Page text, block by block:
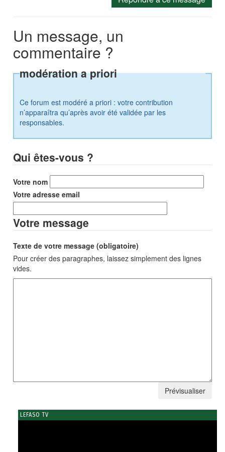
Un message, un
commentaire ?
modération a priori
Ce forum est modéré a priori : votre contribution
n’apparaîtra qu’après avoir été validée par les
responsables.
Qui êtes-vous ?
Votre nom
Votre adresse email
Votre message
Texte de votre message (obligatoire)
Pour créer des paragraphes, laissez simplement des lignes
vides.
LEFASO TV